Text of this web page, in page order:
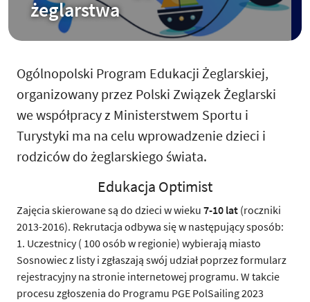
żeglarstwa
Ogólnopolski Program Edukacji Żeglarskiej,
organizowany przez Polski Związek Żeglarski
we współpracy z Ministerstwem Sportu i
Turystyki ma na celu wprowadzenie dzieci i
rodziców do żeglarskiego świata.
Edukacja Optimist
Zajęcia skierowane są do dzieci w wieku 7-10 lat (roczniki
2013-2016). Rekrutacja odbywa się w następujący sposób:
1. Uczestnicy ( 100 osób w regionie) wybierają miasto
Sosnowiec z listy i zgłaszają swój udział poprzez formularz
rejestracyjny na stronie internetowej programu. W takcie
procesu zgłoszenia do Programu PGE PolSailing 2023